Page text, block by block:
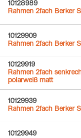
10128989
Rahmen 2fach Berker
10129909
Rahmen 2fach Berker
10129919
Rahmen 2fach
polarweiß matt
10129939
Rahmen 2fach Berker
10129949